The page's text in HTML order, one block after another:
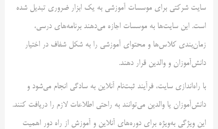
سایت شرکتی برای موسسات آموزشی به یک ابزار ضروری تبدیل شده
است. این سایت‌ها به موسسات اجازه می‌دهند برنامه‌های درسی،
زمان‌بندی کلاس‌ها و محتوای آموزشی را به شکل شفاف در اختیار
دانش‌آموزان و والدین قرار دهند.
با راه‌اندازی سایت، فرآیند ثبت‌نام آنلاین به سادگی انجام می‌شود و
دانش‌آموزان یا والدین می‌توانند به راحتی اطلاعات لازم را دریافت کنند.
این ویژگی به‌ویژه برای دوره‌های آنلاین و آموزش از راه دور اهمیت